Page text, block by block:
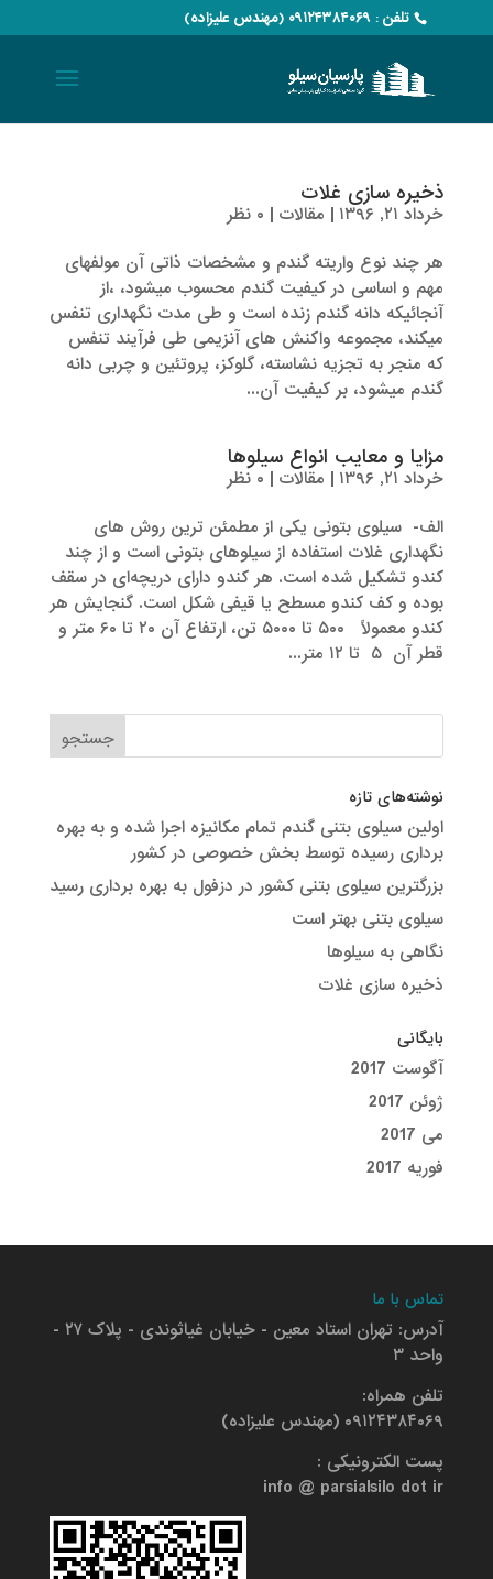
تلفن : ۰۹۱۲۴۳۸۴۰۶۹ (مهندس علیزاده)
ذخیره سازی غلات
خرداد ۲۱, ۱۳۹۶ | مقالات | ۰ نظر
هر چند نوع واریته گندم و مشخصات ذاتی آن مولفه­­­ای
مهم و اساسی در کیفیت گندم محسوب میشود، ،از
آنجائیکه دانه گندم زنده است و طی مدت نگهداری تنفس
می­کند، مجموعه واکنش­ های آنزیمی طی فرآیند تنفس
که منجر به تجزیه نشاسته، گلوکز، پروتئین و چربی دانه
گندم می­شود، بر کیفیت آن...
مزایا و معایب انواع سیلوها
خرداد ۲۱, ۱۳۹۶ | مقالات | ۰ نظر
الف- سیلوی بتونی یکی از مطمئن ترین روش های
نگهداری غلات استفاده از سیلوهای بتونی است و از چند
کندو تشکیل شده است. هر کندو دارای دریچه‌ای در سقف
بوده و کف کندو مسطح یا قیفی شکل است. گنجایش هر
کندو معمولاً ۵۰۰ تا ۵۰۰۰ تن، ارتفاع آن ۲۰ تا ۶۰ متر و
قطر آن ۵ تا ۱۲ متر...
نوشته‌های تازه
اولین سیلوی بتنی گندم تمام مکانیزه اجرا شده و به بهره
برداری رسیده توسط بخش خصوصی در کشور
بزرگترین سیلوی بتنی کشور در دزفول به بهره برداری رسید
سیلوی بتنی بهتر است
نگاهی به سیلوها
ذخیره سازی غلات
بایگانی
آگوست 2017
ژوئن 2017
می 2017
فوریه 2017
تماس با ما
آدرس: تهران استاد معین - خیابان غیاثوندی - پلاک ۲۷ -
واحد ۳
تلفن همراه:
۰۹۱۲۴۳۸۴۰۶۹ (مهندس علیزاده)
پست الکترونیکی :
info @ parsialsilo dot ir